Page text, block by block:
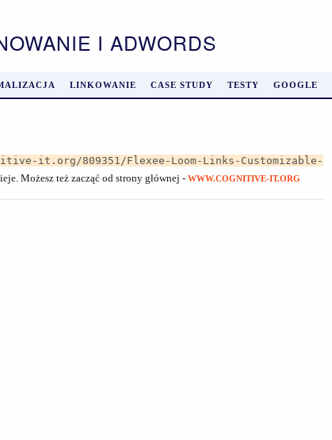
I ADWORDS
LINKOWANIE CASE STUDY TESTY GOOGLE
it.org/809351/Flexee-Loom-Links-Customizable-
Możesz też zacząć od strony głównej - WWW.COGNITIVE-IT.ORG